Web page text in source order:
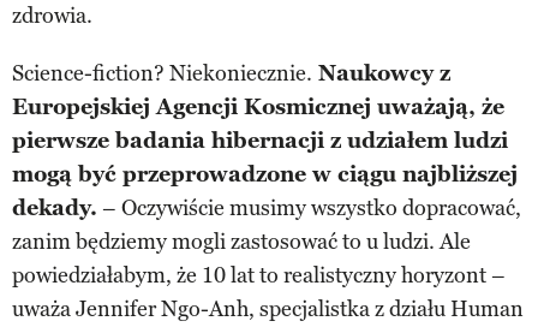
zdrowia.
Science-fiction? Niekoniecznie. Naukowcy z
Europejskiej Agencji Kosmicznej uważają, że
pierwsze badania hibernacji z udziałem ludzi
mogą być przeprowadzone w ciągu najbliższej
dekady. – Oczywiście musimy wszystko dopracować,
zanim będziemy mogli zastosować to u ludzi. Ale
powiedziałabym, że 10 lat to realistyczny horyzont –
uważa Jennifer Ngo-Anh, specjalistka z działu Human